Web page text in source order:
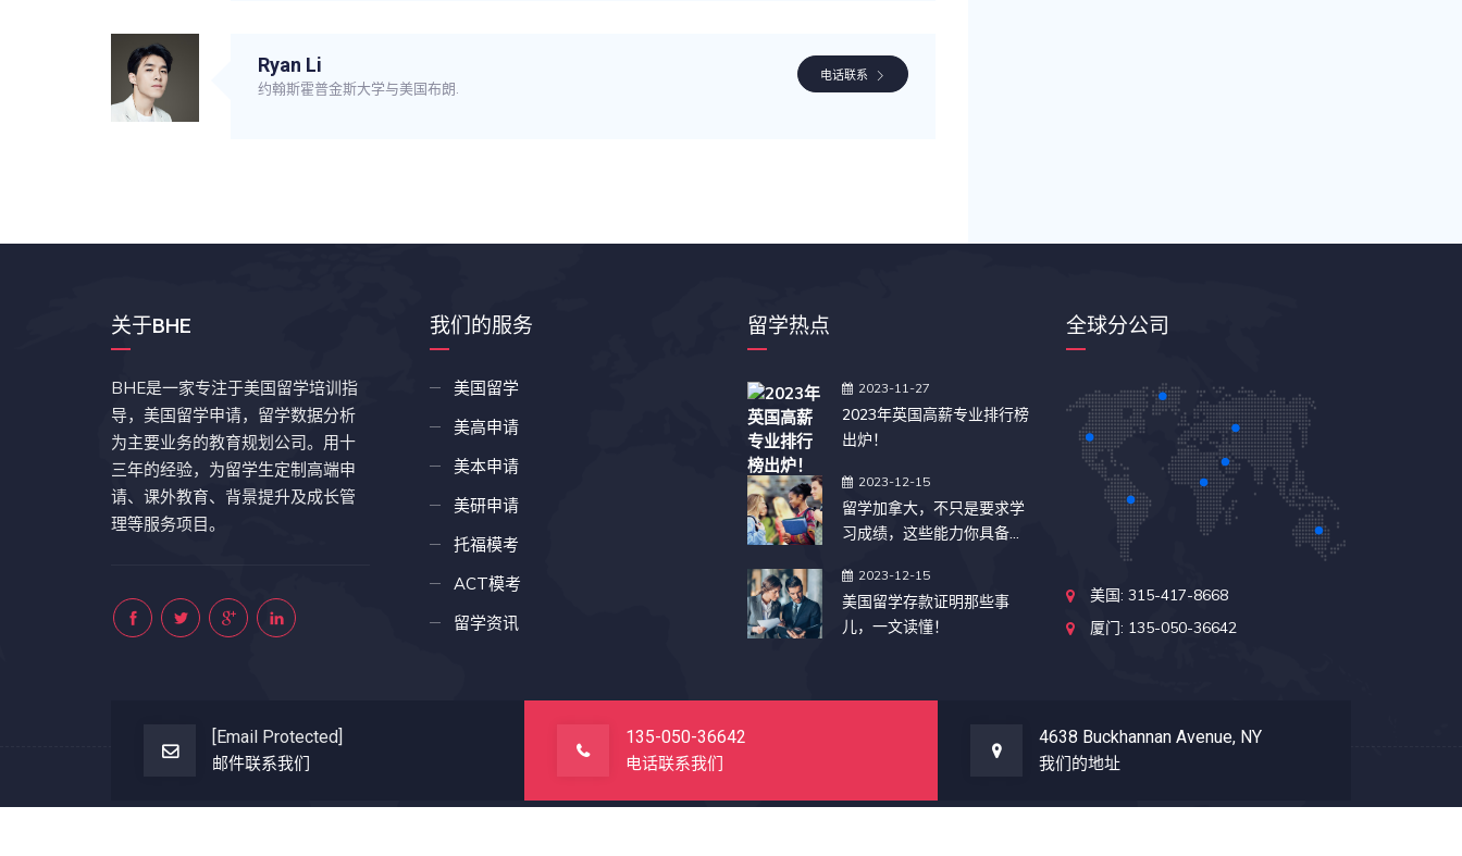
Ryan Li
约翰斯霍普金斯大学与美国布朗.
电话联系
关于BHE
BHE是一家专注于美国留学培训指
导，美国留学申请，留学数据分析
为主要业务的教育规划公司。用十
三年的经验，为留学生定制高端申
请、课外教育、背景提升及成长管
理等服务项目。
我们的服务
美国留学
美高申请
美本申请
美研申请
托福模考
ACT模考
留学资讯
留学热点
2023-11-27
2023年英国高薪专业排行榜
出炉！
2023-12-15
留学加拿大，不只是要求学
习成绩，这些能力你具备了
2023-12-15
美国留学存款证明那些事
儿，一文读懂！
全球分公司
美国: 315-417-8668
厦门: 135-050-36642
[email Protected]
邮件联系我们
135-050-36642
电话联系我们
4638 Buckhannan Avenue, NY
我们的地址